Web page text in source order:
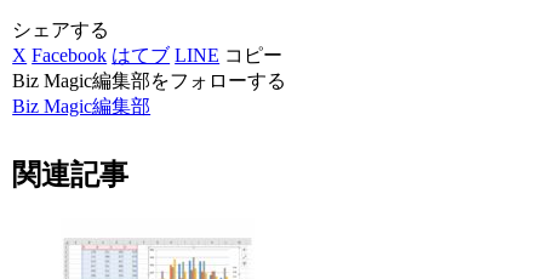
シェアする
X Facebook はてブ LINE コピー
Biz Magic編集部をフォローする
Biz Magic編集部
関連記事